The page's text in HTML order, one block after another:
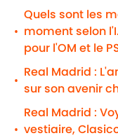
•
Quels sont les
moment selon
pour l'OM et le
•
Real Madrid :
sur son avenir
•
Real Madrid :
vestiaire,